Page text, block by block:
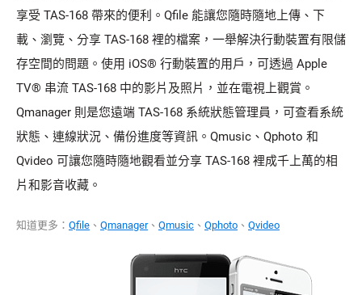
享受 TAS-168 帶來的便利。Qfile 能讓您隨時隨地上傳、下
載、瀏覽、分享 TAS-168 裡的檔案，一舉解決行動裝置有限儲
存空間的問題。使用 iOS® 行動裝置的用戶，可透過 Apple
TV® 串流 TAS-168 中的影片及照片，並在電視上觀賞。
Qmanager 則是您遠端 TAS-168 系統狀態管理員，可查看系統
狀態、連線狀況、備份進度等資訊。Qmusic、Qphoto 和
Qvideo 可讓您隨時隨地觀看並分享 TAS-168 裡成千上萬的相
片和影音收藏。
知道更多： Qfile 、 Qmanager、 Qmusic 、 Qphoto 、 Qvideo